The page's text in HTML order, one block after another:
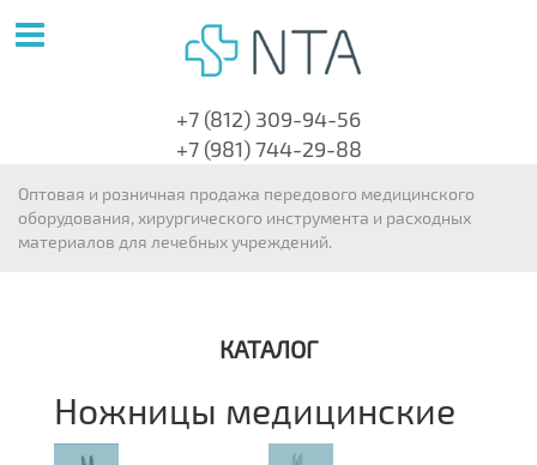
+7 (812) 309-94-56
+7 (981) 744-29-88
Оптовая и розничная продажа передового медицинского
оборудования, хирургического инструмента и расходных
материалов для лечебных учреждений.
КАТАЛОГ
Ножницы медицинские